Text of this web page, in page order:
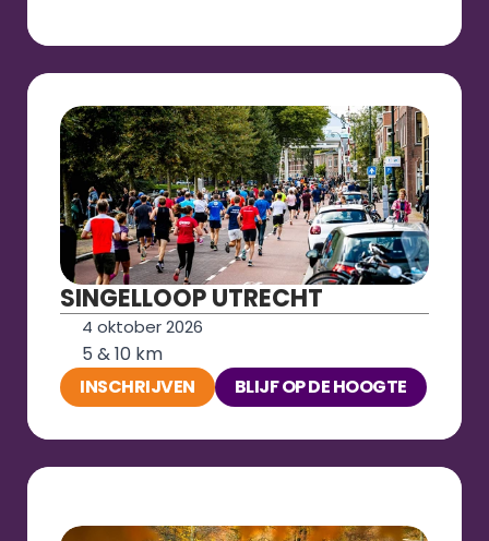
SINGELLOOP UTRECHT
4 oktober 2026
5 & 10 km
INSCHRIJVEN
BLIJF OP DE HOOGTE